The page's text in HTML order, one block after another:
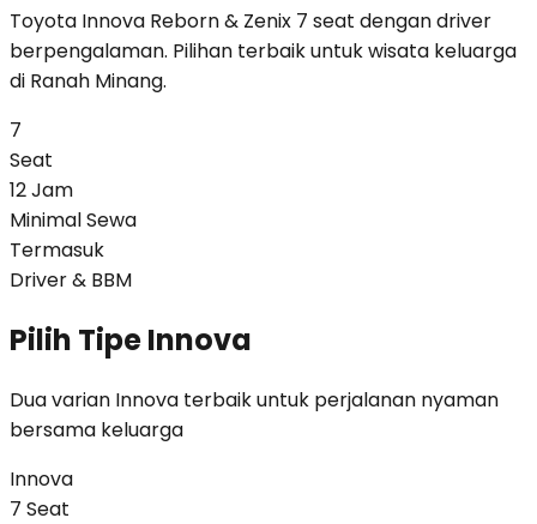
Toyota Innova Reborn & Zenix 7 seat dengan driver
berpengalaman. Pilihan terbaik untuk wisata keluarga
di Ranah Minang.
7
Seat
12 Jam
Minimal Sewa
Termasuk
Driver & BBM
Pilih Tipe Innova
Dua varian Innova terbaik untuk perjalanan nyaman
bersama keluarga
Innova
7 Seat